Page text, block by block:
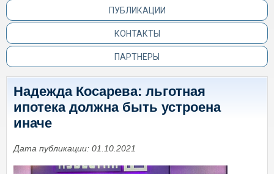
ПУБЛИКАЦИИ
КОНТАКТЫ
ПАРТНЕРЫ
Надежда Косарева: льготная
ипотека должна быть устроена
иначе
Дата публикации: 01.10.2021